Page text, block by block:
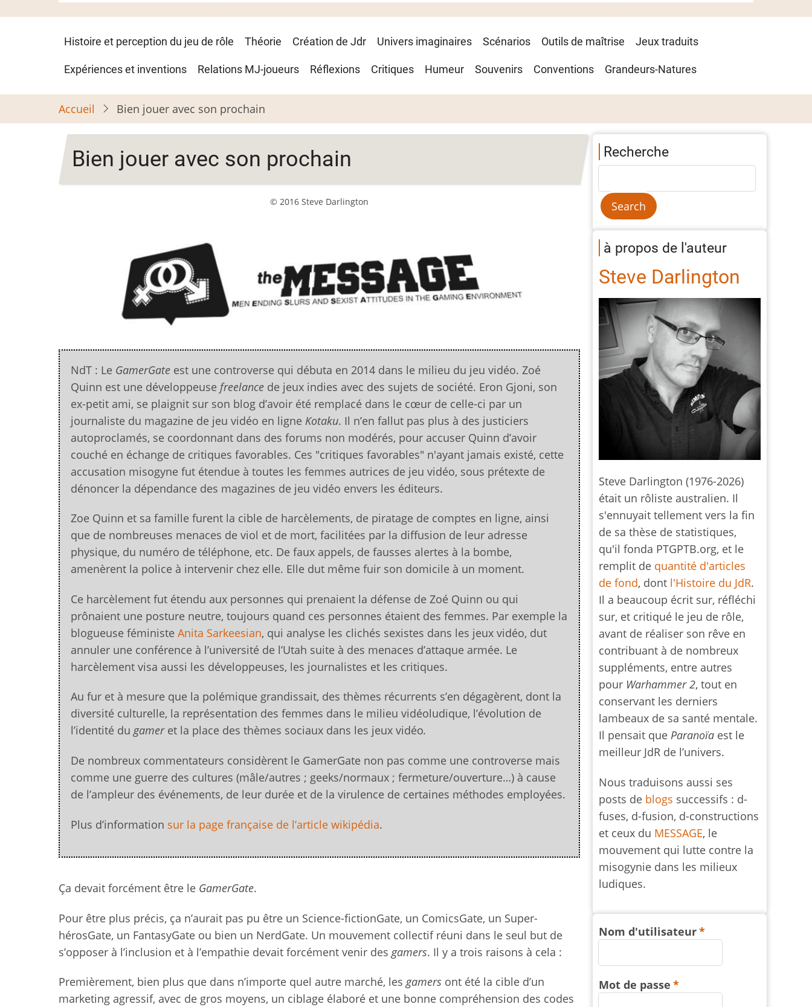
Navigation
principale
Histoire et perception du jeu de rôle Théorie Création de Jdr Univers imaginaires Scénarios Outils de maîtrise Jeux traduits
Expériences et inventions Relations MJ-joueurs Réflexions Critiques Humeur Souvenirs Conventions Grandeurs-Natures
Accueil Bien jouer avec son prochain
Bien jouer avec son prochain
© 2016 Steve Darlington
NdT : Le GamerGate est une controverse qui débuta en 2014 dans le milieu du jeu vidéo. Zoé
Quinn est une développeuse freelance de jeux indies avec des sujets de société. Eron Gjoni, son
ex-petit ami, se plaignit sur son blog d’avoir été remplacé dans le cœur de celle-ci par un
journaliste du magazine de jeu vidéo en ligne Kotaku. Il n’en fallut pas plus à des justiciers
autoproclamés, se coordonnant dans des forums non modérés, pour accuser Quinn d’avoir
couché en échange de critiques favorables. Ces "critiques favorables" n'ayant jamais existé, cette
accusation misogyne fut étendue à toutes les femmes autrices de jeu vidéo, sous prétexte de
dénoncer la dépendance des magazines de jeu vidéo envers les éditeurs.
Zoe Quinn et sa famille furent la cible de harcèlements, de piratage de comptes en ligne, ainsi
que de nombreuses menaces de viol et de mort, facilitées par la diffusion de leur adresse
physique, du numéro de téléphone, etc. De faux appels, de fausses alertes à la bombe,
amenèrent la police à intervenir chez elle. Elle dut même fuir son domicile à un moment.
Ce harcèlement fut étendu aux personnes qui prenaient la défense de Zoé Quinn ou qui
prônaient une posture neutre, toujours quand ces personnes étaient des femmes. Par exemple la
blogueuse féministe Anita Sarkeesian, qui analyse les clichés sexistes dans les jeux vidéo, dut
annuler une conférence à l’université de l’Utah suite à des menaces d’attaque armée. Le
harcèlement visa aussi les développeuses, les journalistes et les critiques.
Au fur et à mesure que la polémique grandissait, des thèmes récurrents s’en dégagèrent, dont la
diversité culturelle, la représentation des femmes dans le milieu vidéoludique, l’évolution de
l’identité dugameret la place des thèmes sociaux dans les jeux vidéo.
De nombreux commentateurs considèrent le GamerGate non pas comme une controverse mais
comme une guerre des cultures (mâle/autres ; geeks/normaux ; fermeture/ouverture…) à cause
de l’ampleur des événements, de leur durée et de la virulence de certaines méthodes employées.
Plus d’information sur la page française de l’article wikipédia.
Ça devait forcément être le GamerGate.
Pour être plus précis, ça n’aurait pas pu être un Science-fictionGate, un ComicsGate, un Super-
hérosGate, un FantasyGate ou bien un NerdGate. Un mouvement collectif réuni dans le seul but de
s’opposer à l’inclusion et à l’empathie devait forcément venir desgamers. Il y a trois raisons à cela :
Premièrement, bien plus que dans n’importe quel autre marché, lesgamers ont été la cible d’un
marketing agressif, avec de gros moyens, un ciblage élaboré et une bonne compréhension des codes
Recherche
à propos de l'auteur
Steve Darlington
Steve Darlington (1976-2026)
était un rôliste australien. Il
s'ennuyait tellement vers la fin
de sa thèse de statistiques,
qu'il fonda PTGPTB.org, et le
remplit de quantité d'articles
de fond, dont l'Histoire du JdR.
Il a beaucoup écrit sur, réfléchi
sur, et critiqué le jeu de rôle,
avant de réaliser son rêve en
contribuant à de nombreux
suppléments, entre autres
pour Warhammer 2, tout en
conservant les derniers
lambeaux de sa santé mentale.
Il pensait queParanoïa est le
meilleur JdR de l’univers.
Nous traduisons aussi ses
posts de blogs successifs : d-
fuses, d-fusion, d-constructions
et ceux du MESSAGE, le
mouvement qui lutte contre la
misogynie dans les milieux
ludiques.
Nom d'utilisateur
Mot de passe